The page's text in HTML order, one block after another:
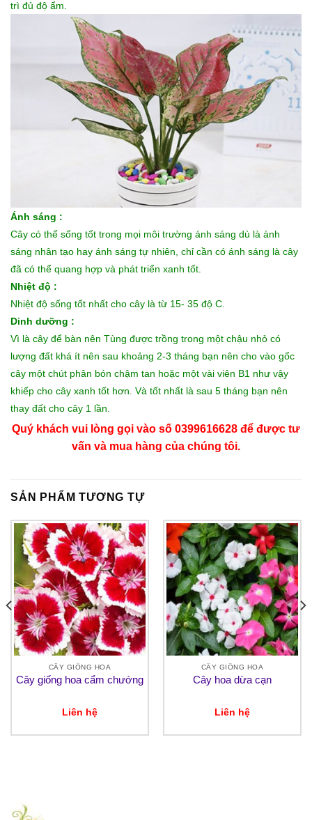
trì đủ độ ẩm.
Ánh sáng :
Cây có thể sống tốt trong mọi môi trường ánh sáng dù là ánh
sáng nhân tạo hay ánh sáng tự nhiên, chỉ cần có ánh sáng là cây
đã có thể quang hợp và phát triển xanh tốt.
Nhiệt độ :
Nhiệt độ sống tốt nhất cho cây là từ 15- 35 độ C.
Dinh dưỡng :
Vì là cây để bàn nên Tùng được trồng trong một chậu nhỏ có
lượng đất khá ít nên sau khoảng 2-3 tháng bạn nên cho vào gốc
cây một chút phân bón chậm tan hoặc một vài viên B1 như vậy
khiếp cho cây xanh tốt hơn. Và tốt nhất là sau 5 tháng bạn nên
thay đất cho cây 1 lần.
Quý khách vui lòng gọi vào số 0399616628 để được tư
vấn và mua hàng của chúng tôi.
SẢN PHẨM TƯƠNG TỰ
CÂY GIỐNG HOA
Cây giống hoa cẩm chướng
Liên hệ
CÂY GIỐNG HOA
Cây hoa dừa cạn
Liên hệ